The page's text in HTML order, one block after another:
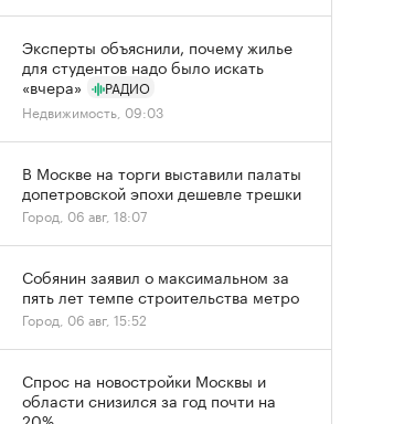
Эксперты объяснили, почему жилье
для студентов надо было искать
«вчера»
РАДИО
Недвижимость, 09:03
В Москве на торги выставили палаты
допетровской эпохи дешевле трешки
Город, 06 авг, 18:07
Собянин заявил о максимальном за
пять лет темпе строительства метро
Город, 06 авг, 15:52
Спрос на новостройки Москвы и
области снизился за год почти на